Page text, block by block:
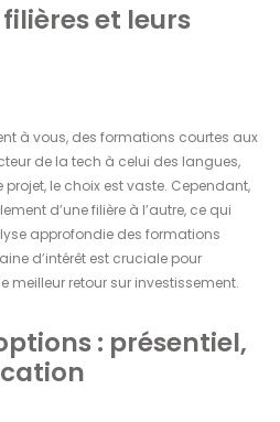
et leurs
à vous, des formations courtes aux
de la tech à celui des langues,
le choix est vaste. Cependant,
d’une filière à l’autre, ce qui
approfondie des formations
d’intérêt est cruciale pour
meilleur retour sur investissement.
: présentiel,